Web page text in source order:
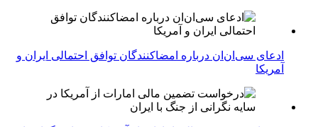
ادعای سی‌ان‌ان درباره امضاکنندگان توافق احتمالی ایران و
آمریکا